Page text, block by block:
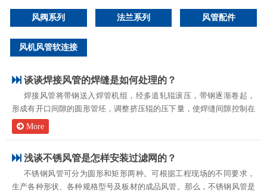
风阀系列 法兰系列 风管配件
风机风管软连接
谈谈焊接风管的焊缝是如何处理的？
焊接风管将带钢送入焊管机组，经多道轧辊滚压，带钢逐渐卷起，
形成有开口间隙的圆形管坯，调整挤压辊的压下量，使焊缝间隙控制在
1-3mm，并使焊口两端齐平。1、如间隙过大，则造成邻近效应减少，
涡流热量不足，焊缝晶间接合不好而产生未熔合或开裂。2、如间隙过
More
浅谈不锈风管是怎样安装过滤网的？
不锈钢风管可分为圆形和矩形两种。可根据工程现场的不同要求，
生产各种形状、各种规格型号及板材的成品风管。那么，不锈钢风管是